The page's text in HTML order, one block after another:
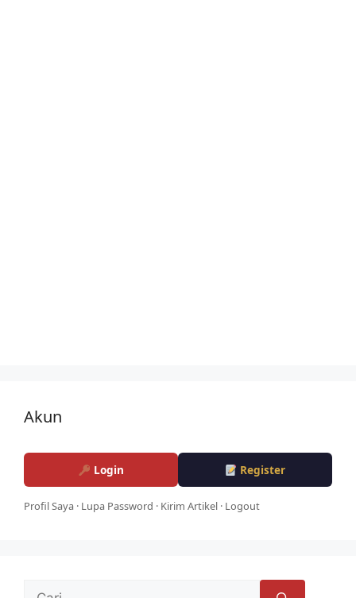
Akun
Login Register
Profil Saya · Lupa Password · Kirim Artikel · Logout
Cari